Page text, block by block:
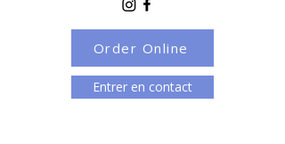
Entrer en contact
Order Online